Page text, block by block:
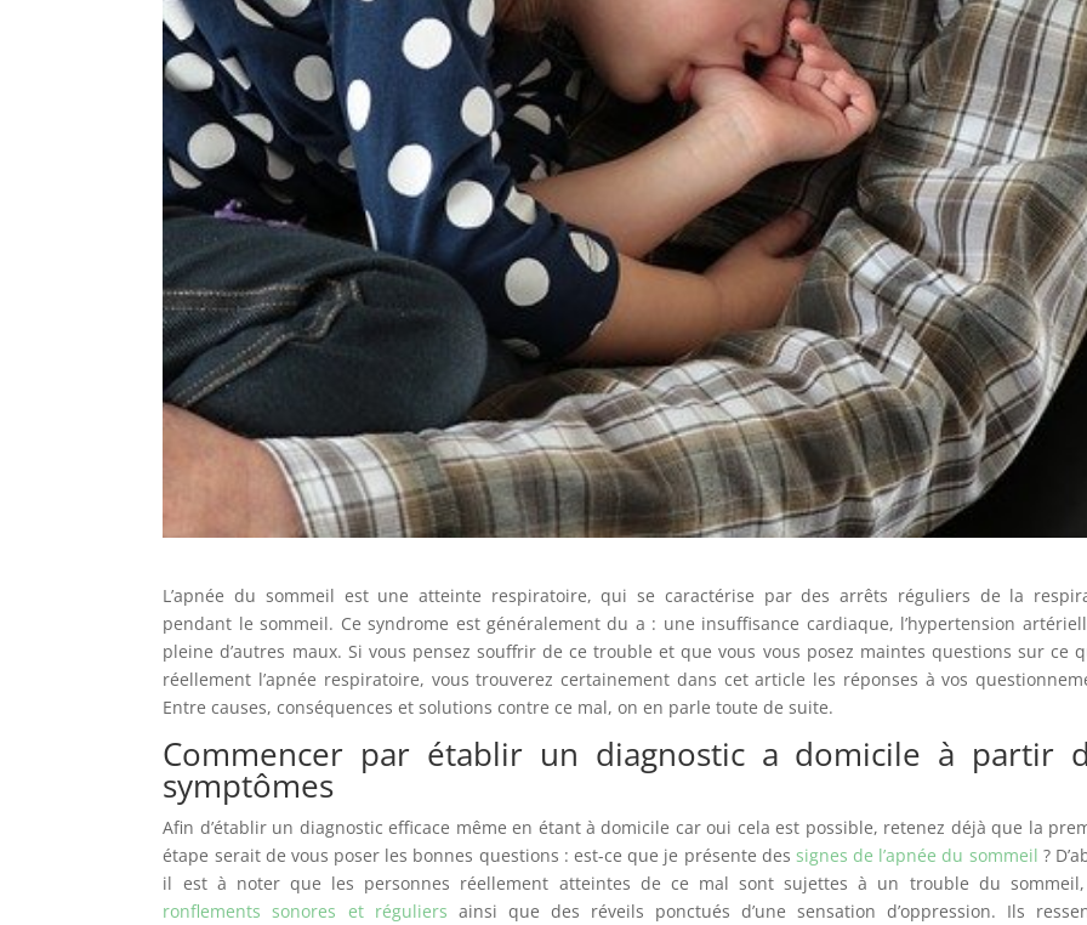
L’apnée du sommeil est une atteinte respiratoire, qui se caractérise par des arrêts réguliers de la
pendant le sommeil. Ce syndrome est généralement du a : une insuffisance cardiaque, l’hypertension
pleine d’autres maux. Si vous pensez souffrir de ce trouble et que vous vous posez maintes questions sur ce
réellement l’apnée respiratoire, vous trouverez certainement dans cet article les réponses à vos
Entre causes, conséquences et solutions contre ce mal, on en parle toute de suite.
Commencer par établir un diagnostic a domicile à partir
symptômes
Afin d’établir un diagnostic efficace même en étant à domicile car oui cela est possible, retenez déjà que la
étape serait de vous poser les bonnes questions : est-ce que je présente des signes de l’apnée du sommeil ?
il est à noter que les personnes réellement atteintes de ce mal sont sujettes à un trouble du
ronflements sonores et réguliers ainsi que des réveils ponctués d’une sensation d’oppression. Ils